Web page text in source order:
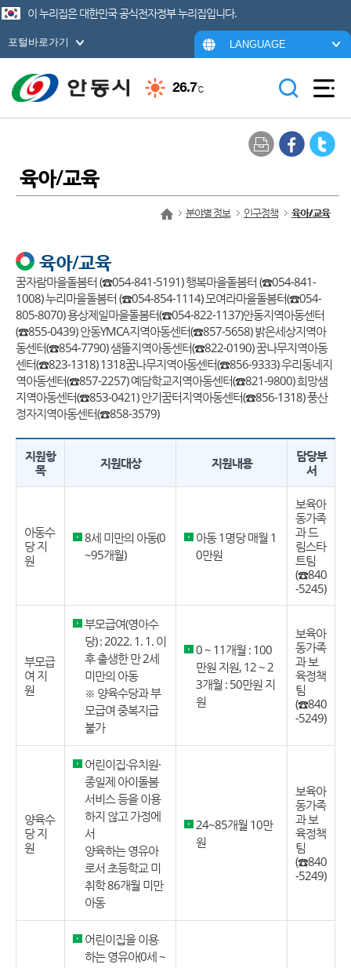
이 누리집은 대한민국 공식전자정부 누리집입니다.
포털바로가기 LANGUAGE
26.7℃
육아/교육
분야별 정보 인구정책 육아/교육
육아/교육
꿈자람마을돌봄터 (☎054-841-5191) 행복마을돌봄터 (☎054-841-
1008) 누리마을돌봄터 (☎054-854-1114) 모여라마을돌봄터(☎054-
805-8070) 용상제일마을돌봄터(☎054-822-1137)안동지역아동센터
(☎855-0439) 안동YMCA지역아동센터(☎857-5658) 밝은세상지역아
동센터(☎854-7790) 샘뜰지역아동센터(☎822-0190) 꿈나무지역아동
센터(☎823-1318) 1318꿈나무지역아동센터(☎856-9333) 우리동네지
역아동센터(☎857-2257) 예담학교지역아동센터(☎821-9800) 희망샘
지역아동센터(☎853-0421) 안기꿈터지역아동센터(☎856-1318) 풍산
정자지역아동센터(☎858-3579)
지원항
목
지원대상 지원내용
담당부
서
아동수
당 지
원
8세 미만의 아동(0
~95개월)
아동 1명당 매월 1
0만원
보육아
동가족
과 드
림스타
트팀
(☎840
-5245)
부모급
여 지
원
부모급여(영아수
당) : 2022. 1. 1. 이
후 출생한 만 2세
미만의 아동
※ 양육수당과 부
모급여 중복지급
불가
0 ~ 11개월 : 100
만원 지원, 12 ~ 2
3개월 : 50만원 지
원
보육아
동가족
과 보
육정책
팀
(☎840
-5249)
양육수
당 지
원
어린이집·유치원·
종일제 아이돌봄
서비스 등을 이용
하지 않고 가정에
서
양육하는 영유아
로서 초등학교 미
취학 86개월 미만
아동
24~85개월 10만
원
보육아
동가족
과 보
육정책
팀
(☎840
-5249)
어린이집을 이용
하는 영유아(0세 ~